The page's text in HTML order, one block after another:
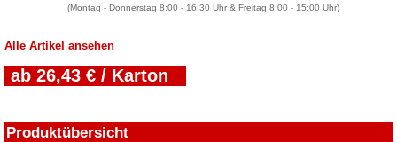
(Montag - Donnerstag 8:00 - 16:30 Uhr & Freitag 8:00 - 15:00 Uhr)
Alle Artikel ansehen
ab 26,43 € / Karton
Produktübersicht